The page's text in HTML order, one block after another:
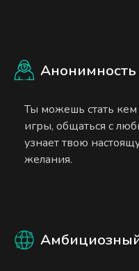
Анонимность
Ты можешь стать
игры, общаться с
узнает твою
желания.